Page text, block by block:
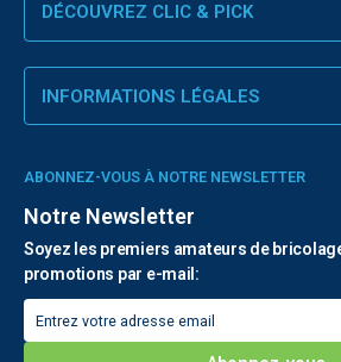
DÉCOUVREZ CLIC & PICK
INFORMATIONS LÉGALES
ABONNEZ-VOUS À NOTRE NEWSLETTER
Notre Newsletter
Soyez les premiers amateurs de
promotions par e-mail: